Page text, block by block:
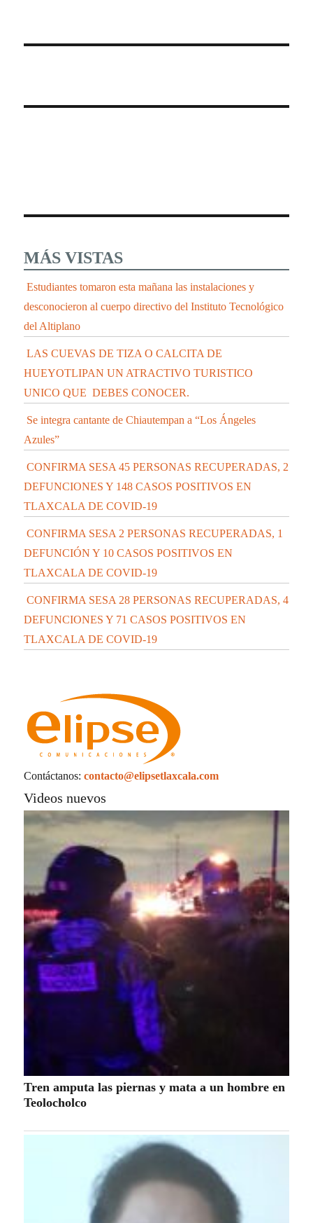
MÁS VISTAS
Estudiantes tomaron esta mañana las instalaciones y
desconocieron al cuerpo directivo del Instituto Tecnológico
del Altiplano
LAS CUEVAS DE TIZA O CALCITA DE
HUEYOTLIPAN UN ATRACTIVO TURISTICO
UNICO QUE DEBES CONOCER.
Se integra cantante de Chiautempan a “Los Ángeles
Azules”
CONFIRMA SESA 45 PERSONAS RECUPERADAS, 2
DEFUNCIONES Y 148 CASOS POSITIVOS EN
TLAXCALA DE COVID-19
CONFIRMA SESA 2 PERSONAS RECUPERADAS, 1
DEFUNCIÓN Y 10 CASOS POSITIVOS EN
TLAXCALA DE COVID-19
CONFIRMA SESA 28 PERSONAS RECUPERADAS, 4
DEFUNCIONES Y 71 CASOS POSITIVOS EN
TLAXCALA DE COVID-19
Contáctanos: contacto@elipsetlaxcala.com
Videos nuevos
Tren amputa las piernas y mata a un hombre en
Teolocholco